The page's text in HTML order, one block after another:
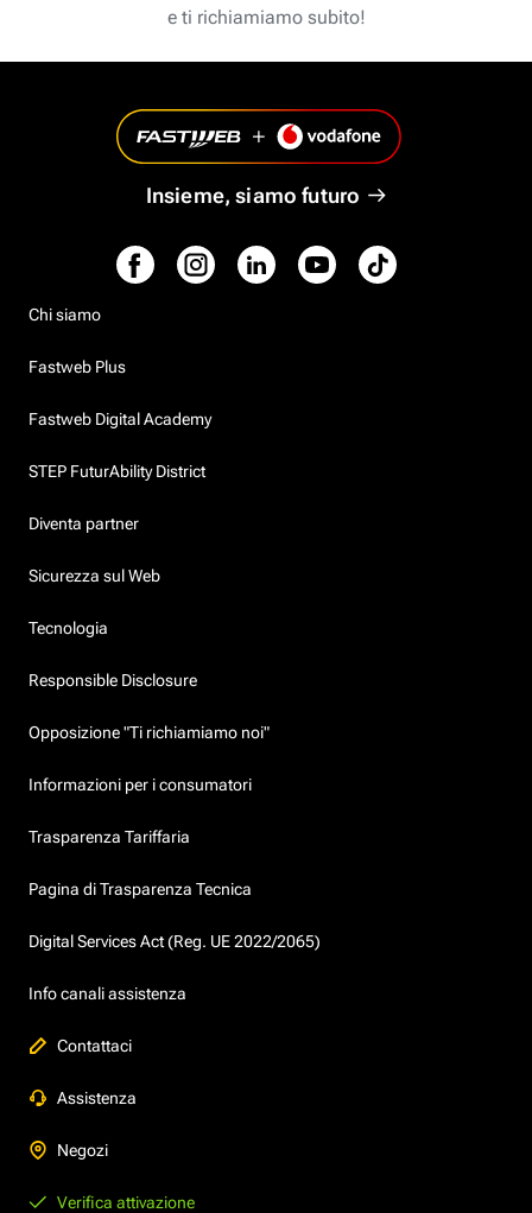
e ti richiamiamo subito!
Insieme, siamo futuro
Chi siamo
Fastweb Plus
Fastweb Digital Academy
STEP FuturAbility District
Diventa partner
Sicurezza sul Web
Tecnologia
Responsible Disclosure
Opposizione "Ti richiamiamo noi"
Informazioni per i consumatori
Trasparenza Tariffaria
Pagina di Trasparenza Tecnica
Digital Services Act (Reg. UE 2022/2065)
Info canali assistenza
Contattaci
Assistenza
Negozi
Verifica attivazione